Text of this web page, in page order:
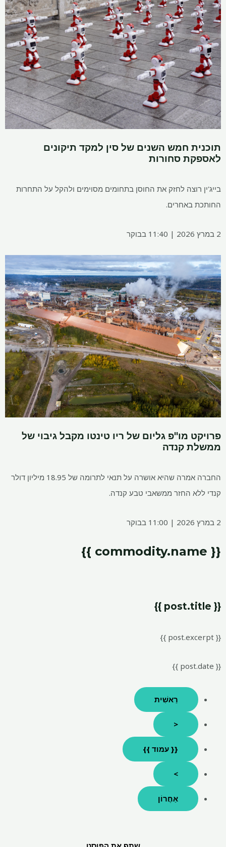
תוכנית חמש השנים של סין למקד תיקונים
לאספקת סחורות
בייג'ין רוצה לחזק את החוסן בתחומים מסוימים ולהקל על התחרות
החותכת באחרים.
2 במרץ 2026 | 11:40 בבוקר
פרויקט מו"פ גליום של ריו טינטו מקבל גיבוי של
ממשלת קנדה
החברה אמרה שהיא אושרה על תנאי לתרומה של 18.95 מיליון דולר
קנדי ​​ללא החזר ממשאבי טבע קנדה.
2 במרץ 2026 | 11:00 בבוקר
{{ commodity.name }}
{{ post.title }}
{{ post.excerpt }}
{{ post.date }}
רֵאשִׁית
<
{{ עמוד }}
>
אַחֲרוֹן